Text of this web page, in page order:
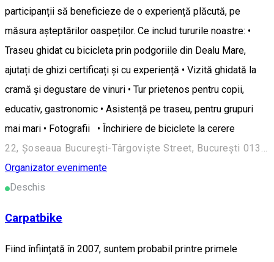
participanții să beneficieze de o experiență plăcută, pe
măsura așteptărilor oaspeților. Ce includ tururile noastre: •
Traseu ghidat cu bicicleta prin podgoriile din Dealu Mare,
ajutați de ghizi certificați și cu experiență • Vizită ghidată la
cramă și degustare de vinuri • Tur prietenos pentru copii,
educativ, gastronomic • Asistență pe traseu, pentru grupuri
mai mari • Fotografii • Închiriere de biciclete la cerere
Organizator evenimente
Deschis
Carpatbike
Fiind înființată în 2007, suntem probabil printre primele